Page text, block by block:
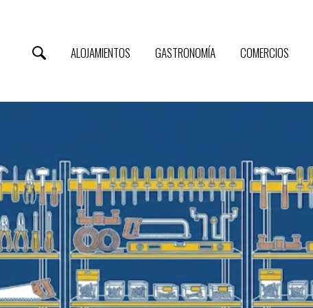
ALOJAMIENTOS GASTRONOMÍA COMERCIOS